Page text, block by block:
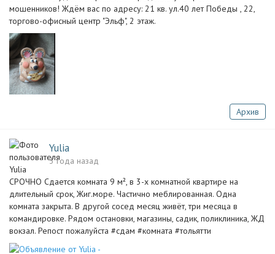
мошенников! Ждём вас по адресу: 21 кв. ул.40 лет Победы , 22,
торгово-офисный центр "Эльф", 2 этаж.
Архив
Yulia
3 года назад
СРОЧНО Сдается комната 9 м², в 3-х комнатной квартире на
длительный срок, Жиг.море. Частично меблированная. Одна
комната закрыта. В другой сосед месяц живёт, три месяца в
командировке. Рядом остановки, магазины, садик, поликлиника, ЖД
вокзал. Репост пожалуйста #сдам #комната #тольятти